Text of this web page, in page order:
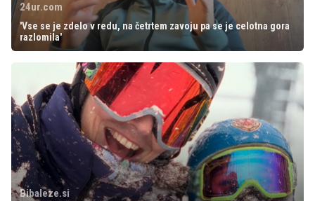
24ur.com
'Vse se je zdelo v redu, na četrtem zavoju pa se je celotna gora
razlomila'
Bibaleze.si